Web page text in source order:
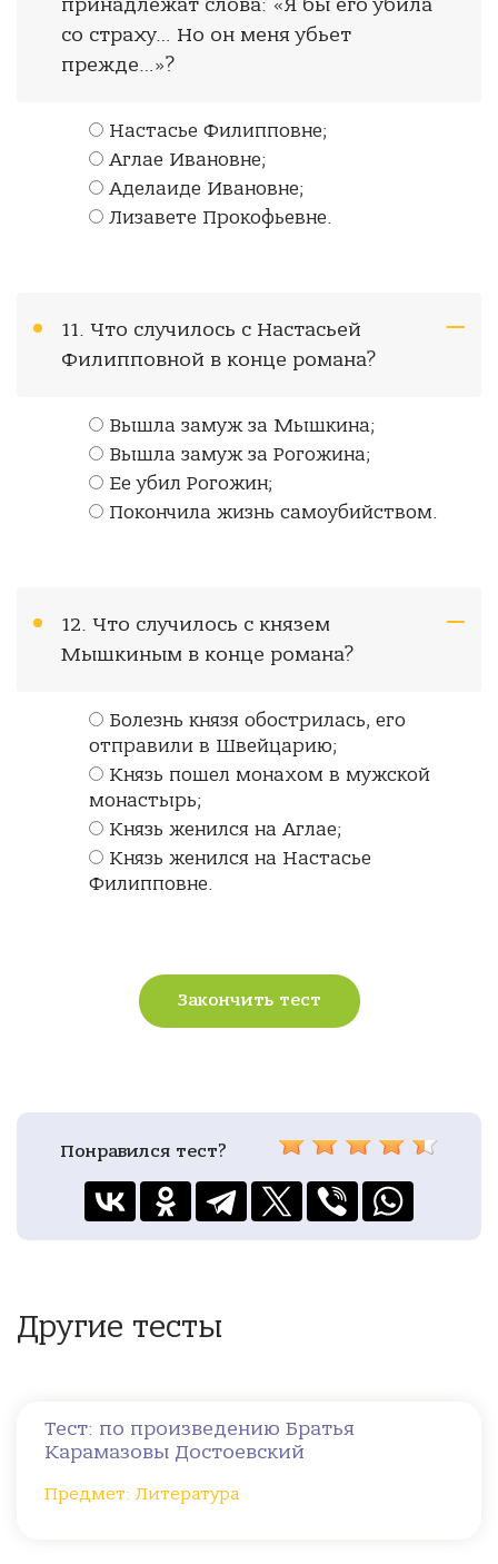
принадлежат слова: «Я бы его убила
со страху… Но он меня убьет
прежде…»?
Настасье Филипповне;
Аглае Ивановне;
Аделаиде Ивановне;
Лизавете Прокофьевне.
11. Что случилось с Настасьей
Филипповной в конце романа?
Вышла замуж за Мышкина;
Вышла замуж за Рогожина;
Ее убил Рогожин;
Покончила жизнь самоубийством.
12. Что случилось с князем
Мышкиным в конце романа?
Болезнь князя обострилась, его
отправили в Швейцарию;
Князь пошел монахом в мужской
монастырь;
Князь женился на Аглае;
Князь женился на Настасье
Филипповне.
Закончить тест
Понравился тест?
Другие тесты
Тест: по произведению Братья
Карамазовы Достоевский
Предмет: Литература